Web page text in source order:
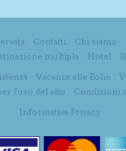
Contatti Chi siamo
multipla Hotel
Vacanze alle Eolie
l'uso del sito
Condizioni
Informativa Privacy